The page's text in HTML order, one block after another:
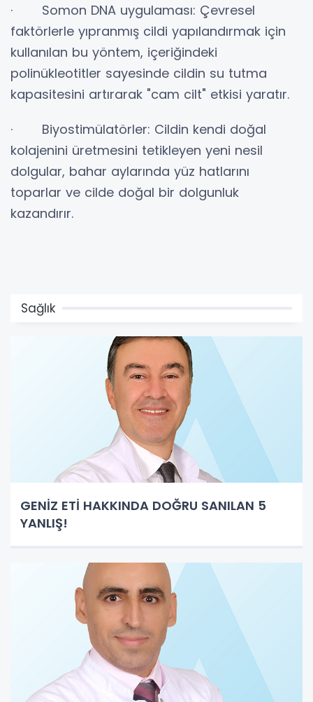
· Somon DNA uygulaması: Çevresel
faktörlerle yıpranmış cildi yapılandırmak için
kullanılan bu yöntem, içeriğindeki
polinükleotitler sayesinde cildin su tutma
kapasitesini artırarak "cam cilt" etkisi yaratır.
· Biyostimülatörler: Cildin kendi doğal
kolajenini üretmesini tetikleyen yeni nesil
dolgular, bahar aylarında yüz hatlarını
toparlar ve cilde doğal bir dolgunluk
kazandırır.
Sağlık
GENİZ ETİ HAKKINDA DOĞRU SANILAN 5
YANLIŞ!